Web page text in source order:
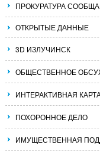
ПРОКУРАТУРА
ОТКРЫТЫЕ ДАННЫЕ
3D ИЗЛУЧИНСК
ОБЩЕСТВЕННОЕ
ИНТЕРАКТИВНАЯ
ПОХОРОННОЕ ДЕЛО
ИМУЩЕСТВЕННАЯ